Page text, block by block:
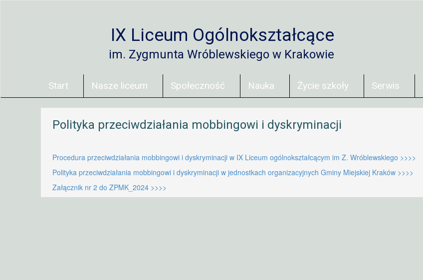
IX Liceum Ogólnokształcące
im. Zygmunta Wróblewskiego w Krakowie
Start Nasze liceum Społeczność Nauka Życie szkoły Serwis
Polityka przeciwdziałania mobbingowi i dyskryminacji
Procedura przeciwdziałania mobbingowi i dyskryminacji w IX Liceum ogólnokształcącym im Z. Wróblewskiego >>>>
Polityka przeciwdziałania mobbingowi i dyskryminacji w jednostkach organizacyjnych Gminy Miejskiej Kraków >>>>
Załącznik nr 2 do ZPMK_2024 >>>>